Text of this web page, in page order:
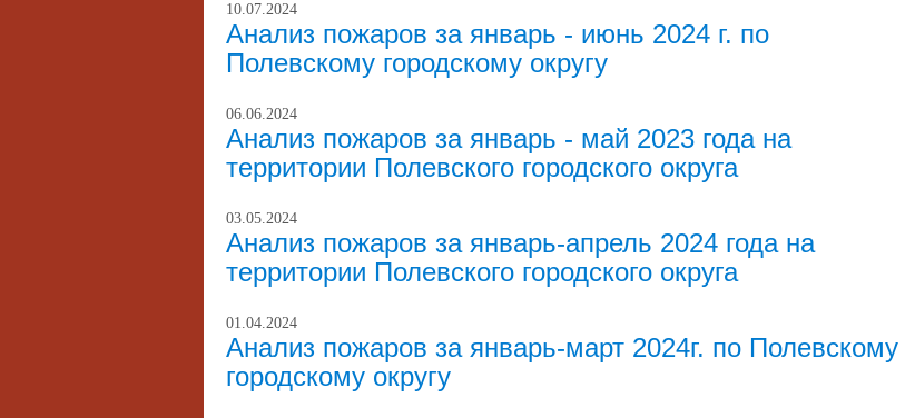
10.07.2024
Анализ пожаров за январь - июнь 2024 г. по
Полевскому городскому округу
06.06.2024
Анализ пожаров за январь - май 2023 года на
территории Полевского городского округа
03.05.2024
Анализ пожаров за январь-апрель 2024 года на
территории Полевского городского округа
01.04.2024
Анализ пожаров за январь-март 2024г. по Полевскому
городскому округу